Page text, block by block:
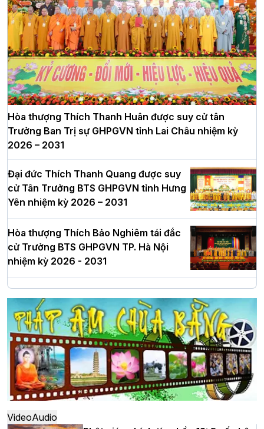
Hòa thượng Thích Thanh Huân được suy cử tân
Trưởng Ban Trị sự GHPGVN tỉnh Lai Châu nhiệm kỳ
2026 – 2031
Đại đức Thích Thanh Quang được suy
cử Tân Trưởng BTS GHPGVN tỉnh Hưng
Yên nhiệm kỳ 2026 – 2031
Hòa thượng Thích Bảo Nghiêm tái đắc
cử Trưởng BTS GHPGVN TP. Hà Nội
nhiệm kỳ 2026 - 2031
Hà Nội: Long trọng lễ khởi công xây
dựng Trung tâm văn hóa Phật giáo Thủ
đô
Hà Nội: Ngày tu học cuối cùng khép lại
khóa sinh hoạt Phật pháp mùa hè lần
thứ XIV tại chùa Bằng
VideoAudio